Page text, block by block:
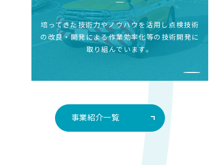
事業紹介一覧
培ってきた技術力やノウハウを活用し点検技術
の改良・開発による作業効率化等の技術開発に
取り組んでいます。